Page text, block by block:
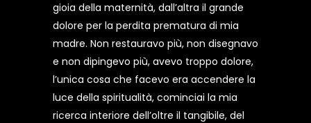
gioia della maternità, dall’altra il grande
dolore per la perdita prematura di mia
madre. Non restauravo più, non disegnavo
e non dipingevo più, avevo troppo dolore,
l’unica cosa che facevo era accendere la
luce della spiritualità, cominciai la mia
ricerca interiore dell’oltre il tangibile, del